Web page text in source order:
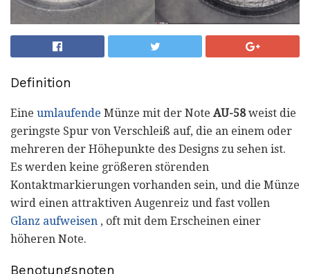
Definition
Eine umlaufende Münze mit der Note AU-58weist die
geringste Spur von Verschleiß auf, die an einem oder
mehreren der Höhepunkte des Designs zu sehen ist.
Es werden keine größeren störenden
Kontaktmarkierungen vorhanden sein, und die Münze
wird einen attraktiven Augenreiz und fast vollen
Glanz aufweisen , oft mit dem Erscheinen einer
höheren Note.
Benotungsnoten